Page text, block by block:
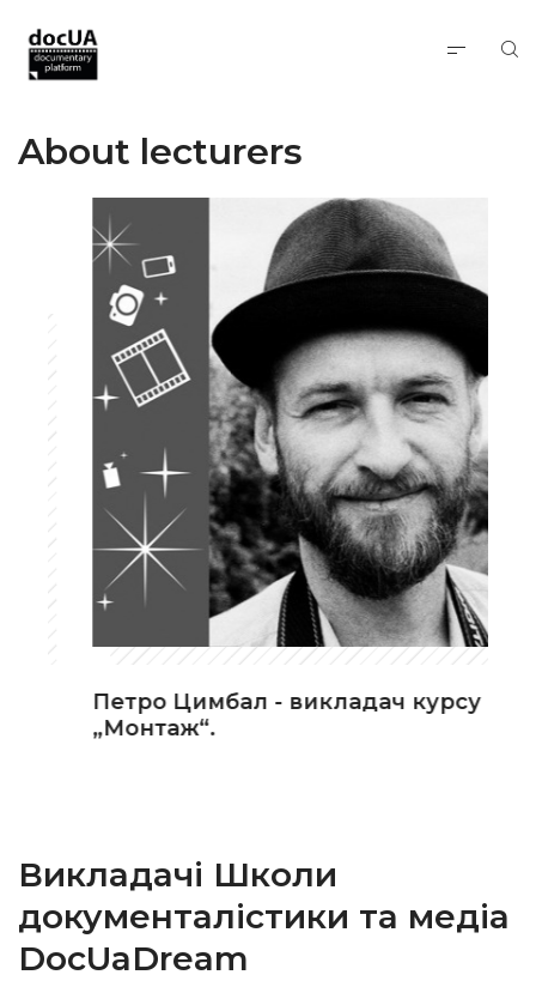
About lecturers
Петро Цимбал - викладач курсу
„Монтаж“.
Викладачі Школи
документалістики та медіа
DocUaDream